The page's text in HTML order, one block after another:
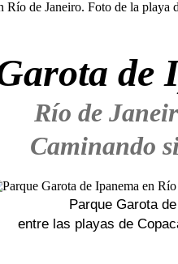
de
Río de
Caminando
Parque Garota
entre las playas de